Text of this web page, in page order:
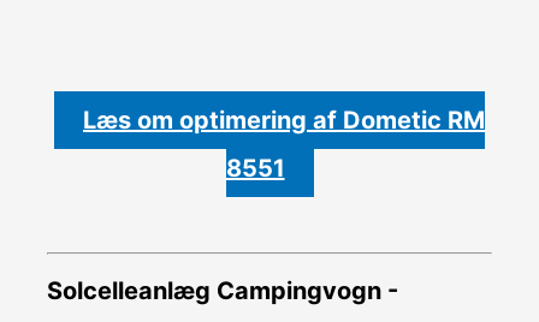
Læs om optimering af Dometic RM
8551
Solcelleanlæg Campingvogn -